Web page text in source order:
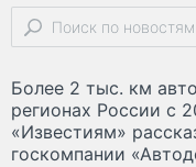
Более 2 тыс. км
регионах России с
«Известиям»
госкомпании